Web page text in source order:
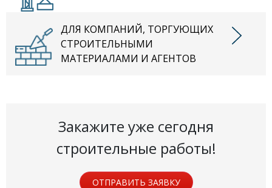
ДЛЯ КОМПАНИЙ, ТОРГУЮЩИХ
СТРОИТЕЛЬНЫМИ
МАТЕРИАЛАМИ И АГЕНТОВ
Закажите уже сегодня
строительные работы!
ОТПРАВИТЬ ЗАЯВКУ